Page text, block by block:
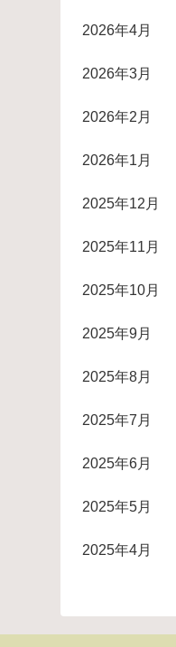
2026年4月
2026年3月
2026年2月
2026年1月
2025年12月
2025年11月
2025年10月
2025年9月
2025年8月
2025年7月
2025年6月
2025年5月
2025年4月